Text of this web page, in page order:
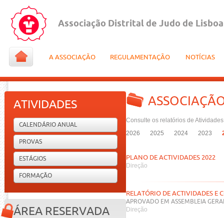
Associação Distrital de Judo de Lisboa
A ASSOCIAÇÃO REGULAMENTAÇÃO NOTÍCIAS
ATIVIDADES
CALENDÁRIO ANUAL
PROVAS
ESTÁGIOS
FORMAÇÃO
ÁREA RESERVADA
Consulte os relatórios de
2026
2025 2024 2023
PLANO DE ACTIVIDADES 2022
Direção
RELATÓRIO DE ACTIVIDADES E
APROVADO EM ASSEMBLEIA
Direção